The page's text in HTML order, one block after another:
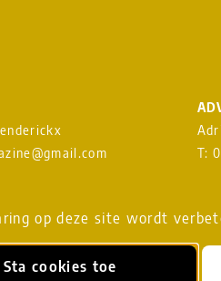
op deze site wordt
Sta cookies toe
T: